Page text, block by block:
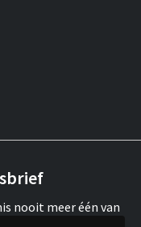
nooit meer één van